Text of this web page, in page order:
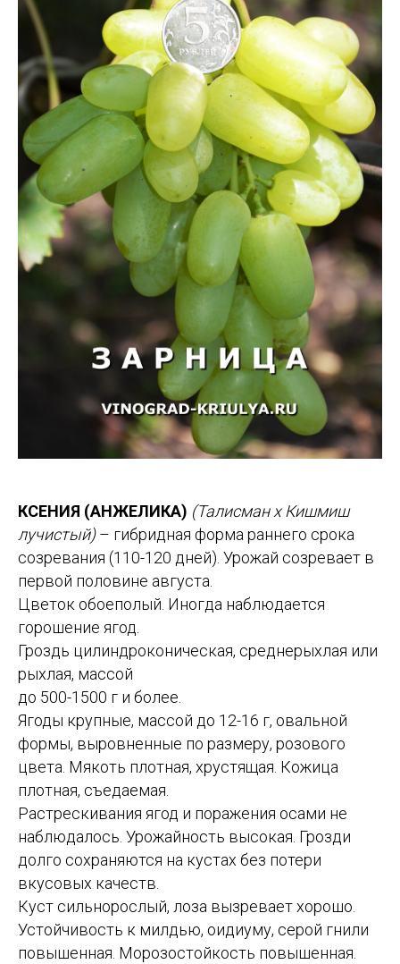
КСЕНИЯ (АНЖЕЛИКА) (Талисман х Кишмиш
лучистый)– гибридная форма раннего срока
созревания (110-120 дней). Урожай созревает в
первой половине августа.
Цветок обоеполый. Иногда наблюдается
горошение ягод.
Гроздь цилиндроконическая, среднерыхлая или
рыхлая, массой
до 500-1500 г и более.
Ягоды крупные, массой до 12-16 г, овальной
формы, выровненные по размеру, розового
цвета. Мякоть плотная, хрустящая. Кожица
плотная, съедаемая.
Растрескивания ягод и поражения осами не
наблюдалось. Урожайность высокая. Грозди
долго сохраняются на кустах без потери
вкусовых качеств.
Куст сильнорослый, лоза вызревает хорошо.
Устойчивость к милдью, оидиуму, серой гнили
повышенная. Морозостойкость повышенная.